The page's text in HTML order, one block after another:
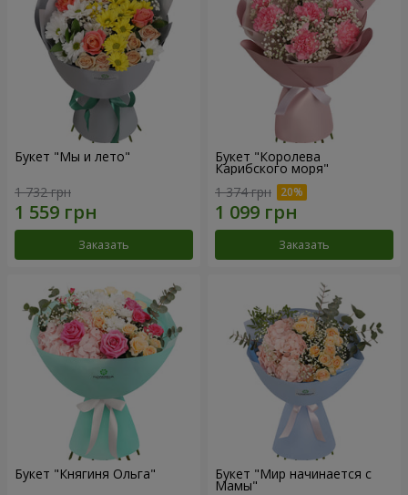
Букет "Мы и лето"
1 732 грн
Заказать
Букет "Королева
Карибского моря"
1 374 грн
Заказать
Букет "Княгиня Ольга" Букет "Мир начинается с
Мамы"